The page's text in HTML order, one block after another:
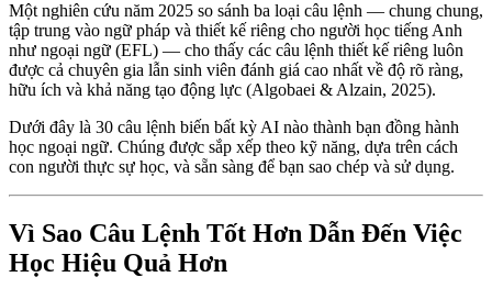
Một nghiên cứu năm 2025 so sánh ba loại câu lệnh — chung chung,
tập trung vào ngữ pháp và thiết kế riêng cho người học tiếng Anh
như ngoại ngữ (EFL) — cho thấy các câu lệnh thiết kế riêng luôn
được cả chuyên gia lẫn sinh viên đánh giá cao nhất về độ rõ ràng,
hữu ích và khả năng tạo động lực (Algobaei & Alzain, 2025).
Dưới đây là 30 câu lệnh biến bất kỳ AI nào thành bạn đồng hành
học ngoại ngữ. Chúng được sắp xếp theo kỹ năng, dựa trên cách
con người thực sự học, và sẵn sàng để bạn sao chép và sử dụng.
Vì Sao Câu Lệnh Tốt Hơn Dẫn Đến Việc
Học Hiệu Quả Hơn